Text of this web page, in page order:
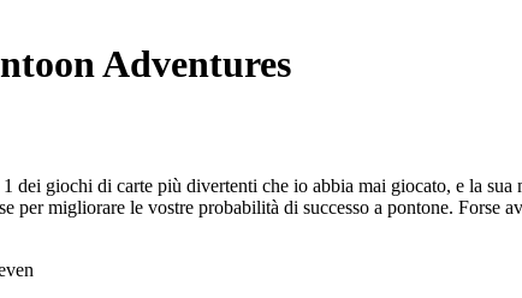
Adventures
dei giochi di carte più divertenti che io abbia mai giocato, e la sua
per migliorare le vostre probabilità di successo a pontone. Forse